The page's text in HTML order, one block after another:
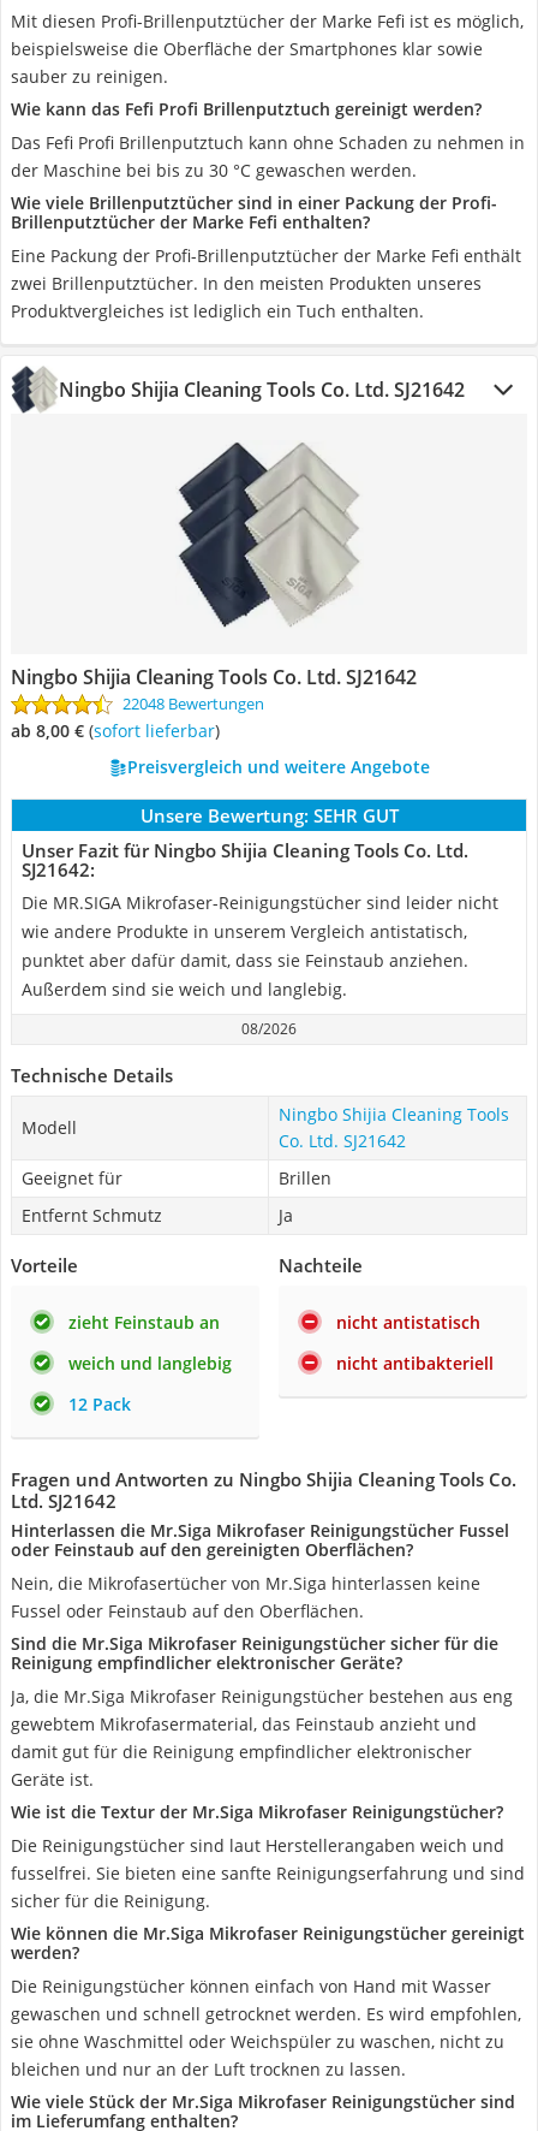
Mit diesen Profi-Brillenputztücher der Marke Fefi ist es möglich,
beispielsweise die Oberfläche der Smartphones klar sowie
sauber zu reinigen.
Wie kann das Fefi Profi Brillenputztuch gereinigt werden?
Das Fefi Profi Brillenputztuch kann ohne Schaden zu nehmen in
der Maschine bei bis zu 30 °C gewaschen werden.
Wie viele Brillenputztücher sind in einer Packung der Profi-
Brillenputztücher der Marke Fefi enthalten?
Eine Packung der Profi-Brillenputztücher der Marke Fefi enthält
zwei Brillenputztücher. In den meisten Produkten unseres
Produktvergleiches ist lediglich ein Tuch enthalten.
Ningbo Shijia Cleaning Tools Co. Ltd. SJ21642
Ningbo Shijia Cleaning Tools Co. Ltd. SJ21642
22048 Bewertungen
ab 8,00 € ( Sofort lieferbar)
Preisvergleich und weitere Angebote
Unsere Bewertung: SEHR GUT
Unser Fazit für Ningbo Shijia Cleaning Tools Co. Ltd.
SJ21642:
Die MR.SIGA Mikrofaser-Reinigungstücher sind leider nicht
wie andere Produkte in unserem Vergleich antistatisch,
punktet aber dafür damit, dass sie Feinstaub anziehen.
Außerdem sind sie weich und langlebig.
08/2026
Technische Details
Modell
Ningbo Shijia Cleaning Tools
Co. Ltd. SJ21642
Geeignet für
Brillen
Entfernt Schmutz
Ja
Vorteile
zieht Feinstaub an
weich und langlebig
12 Pack
Nachteile
nicht antistatisch
nicht antibakteriell
Fragen und Antworten zu Ningbo Shijia Cleaning Tools Co.
Ltd. SJ21642
Hinterlassen die Mr.Siga Mikrofaser Reinigungstücher Fussel
oder Feinstaub auf den gereinigten Oberflächen?
Nein, die Mikrofasertücher von Mr.Siga hinterlassen keine
Fussel oder Feinstaub auf den Oberflächen.
Sind die Mr.Siga Mikrofaser Reinigungstücher sicher für die
Reinigung empfindlicher elektronischer Geräte?
Ja, die Mr.Siga Mikrofaser Reinigungstücher bestehen aus eng
gewebtem Mikrofasermaterial, das Feinstaub anzieht und
damit gut für die Reinigung empfindlicher elektronischer
Geräte ist.
Wie ist die Textur der Mr.Siga Mikrofaser Reinigungstücher?
Die Reinigungstücher sind laut Herstellerangaben weich und
fusselfrei. Sie bieten eine sanfte Reinigungserfahrung und sind
sicher für die Reinigung.
Wie können die Mr.Siga Mikrofaser Reinigungstücher gereinigt
werden?
Die Reinigungstücher können einfach von Hand mit Wasser
gewaschen und schnell getrocknet werden. Es wird empfohlen,
sie ohne Waschmittel oder Weichspüler zu waschen, nicht zu
bleichen und nur an der Luft trocknen zu lassen.
Wie viele Stück der Mr.Siga Mikrofaser Reinigungstücher sind
im Lieferumfang enthalten?